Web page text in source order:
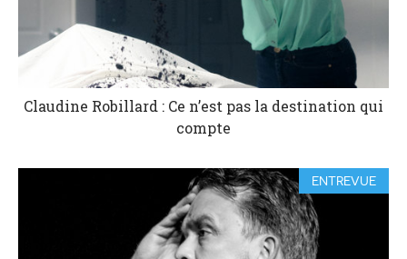
Claudine Robillard : Ce n’est pas la destination qui
compte
ENTREVUE